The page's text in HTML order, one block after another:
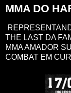
MMA DO
THE LAST DA
MMA AMADOR
COMBAT EM